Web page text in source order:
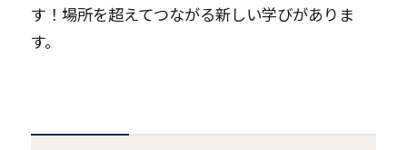
す！場所を超えてつながる新しい学びがありま
す。